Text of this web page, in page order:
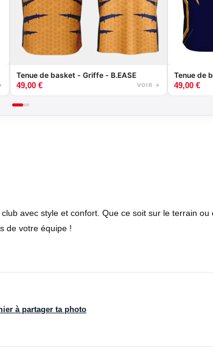
Tenue de basket - Griffe - B.EASE
49,00 € VOIR →
Tenue de
49,00 €
avec style et confort. Que ce soit sur le terrain
de votre équipe !
à partager ta photo